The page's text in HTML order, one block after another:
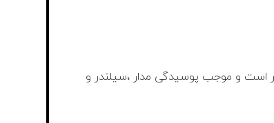
است و موجب پوسیدگی مدار ،سیلندر و